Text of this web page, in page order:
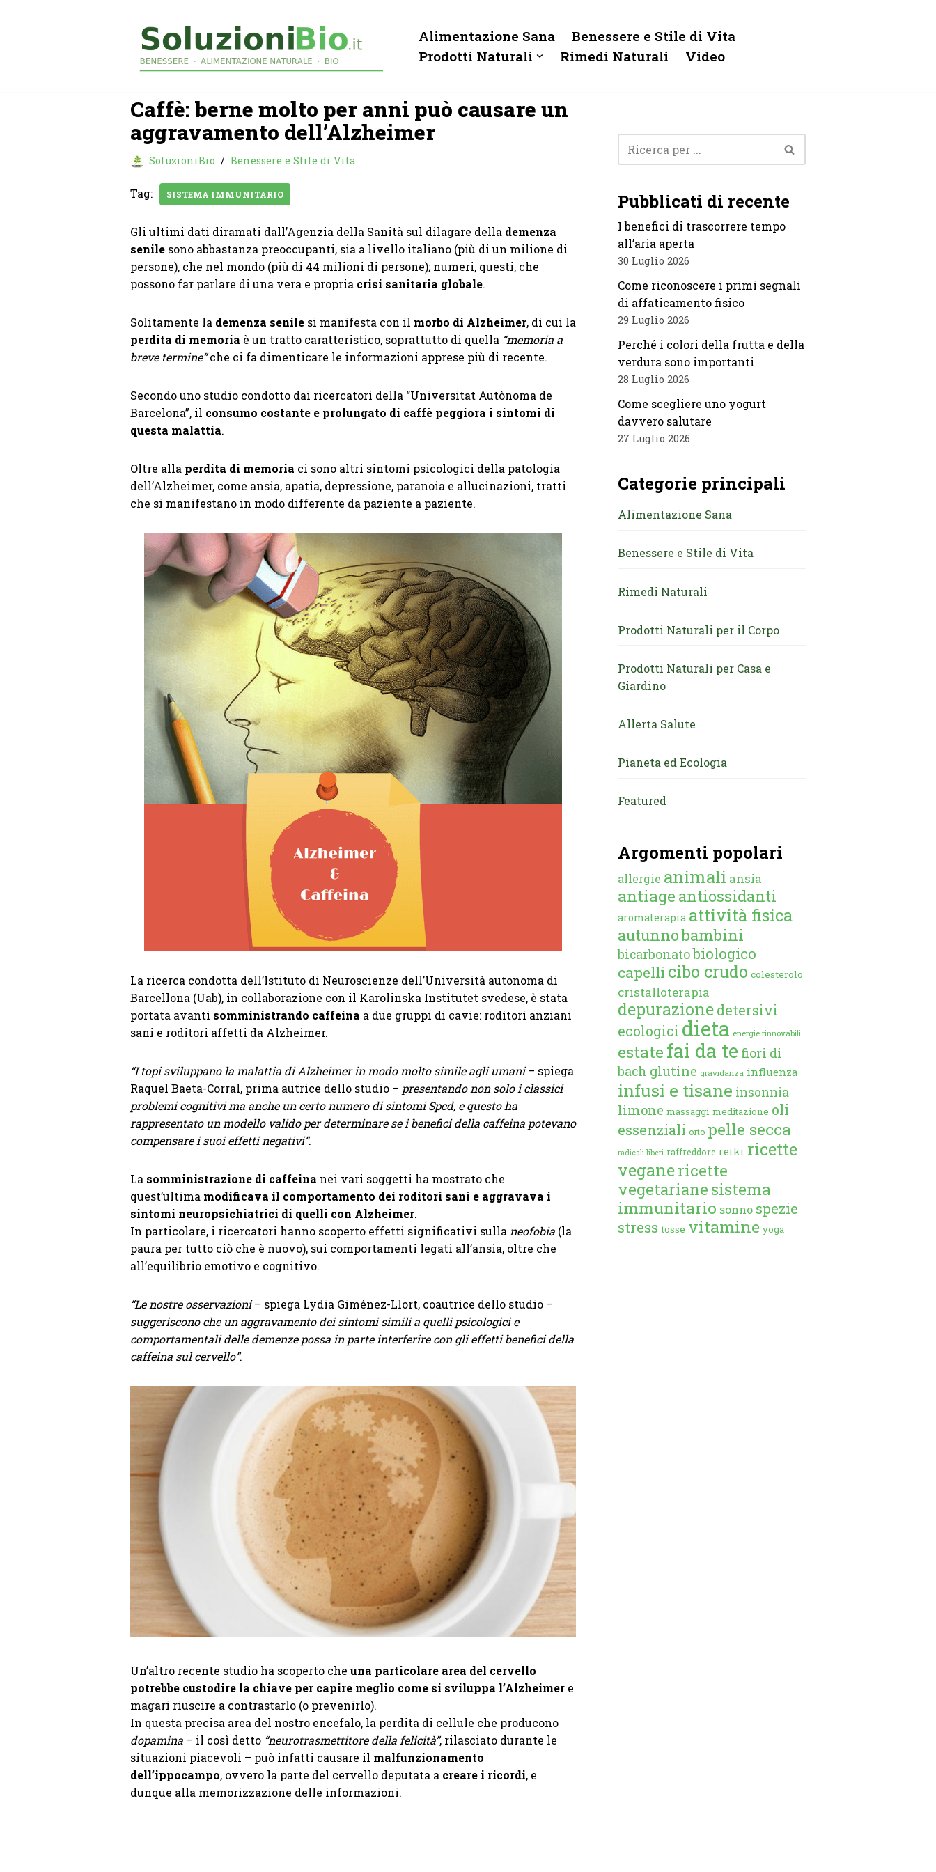
Alimentazione Sana
Benessere e Stile di Vita
Prodotti Naturali
Rimedi Naturali Video
Caffè: berne molto per anni può causare un
aggravamento dell’Alzheimer
SoluzioniBio Benessere e Stile di Vita
Tag: SISTEMA IMMUNITARIO
Gli ultimi dati diramati dall’Agenzia della Sanità sul dilagare della demenza
senile sono abbastanza preoccupanti, sia a livello italiano (più di un milione di
persone), che nel mondo (più di 44 milioni di persone); numeri, questi, che
possono far parlare di una vera e propria crisi sanitaria globale.
Solitamente la demenza senile si manifesta con il morbo di Alzheimer, di cui la
perdita di memoria è un tratto caratteristico, soprattutto di quella “memoria a
breve termine”che ci fa dimenticare le informazioni apprese più di recente.
Secondo uno studio condotto dai ricercatori della “Universitat Autònoma de
Barcelona”, il consumo costante e prolungato di caffè peggiora i sintomi di
questa malattia.
Oltre alla perdita di memoria ci sono altri sintomi psicologici della patologia
dell’Alzheimer, come ansia, apatia, depressione, paranoia e allucinazioni, tratti
che si manifestano in modo differente da paziente a paziente.
La ricerca condotta dell’Istituto di Neuroscienze dell’Università autonoma di
Barcellona (Uab), in collaborazione con il Karolinska Institutet svedese, è stata
portata avanti somministrando caffeina a due gruppi di cavie: roditori anziani
sani e roditori affetti da Alzheimer.
“I topi sviluppano la malattia di Alzheimer in modo molto simile agli umani– spiega
Raquel Baeta-Corral, prima autrice dello studio – presentando non solo i classici
problemi cognitivi ma anche un certo numero di sintomi Spcd, e questo ha
rappresentato un modello valido per determinare se i benefici della caffeina potevano
compensare i suoi effetti negativi”.
La somministrazione di caffeina nei vari soggetti ha mostrato che
quest’ultima modificava il comportamento dei roditori sani e aggravava i
sintomi neuropsichiatrici di quelli con Alzheimer.
In particolare, i ricercatori hanno scoperto effetti significativi sulla neofobia (la
paura per tutto ciò che è nuovo), sui comportamenti legati all’ansia, oltre che
all’equilibrio emotivo e cognitivo.
“Le nostre osservazioni– spiega Lydia Giménez-Llort, coautrice dello studio –
suggeriscono che un aggravamento dei sintomi simili a quelli psicologici e
comportamentali delle demenze possa in parte interferire con gli effetti benefici della
caffeina sul cervello”.
Un’altro recente studio ha scoperto che una particolare area del cervello
potrebbe custodire la chiave per capire meglio come si sviluppa l’Alzheimer e
magari riuscire a contrastarlo (o prevenirlo).
In questa precisa area del nostro encefalo, la perdita di cellule che producono
dopamina – il così detto “neurotrasmettitore della felicità”, rilasciato durante le
situazioni piacevoli – può infatti causare il malfunzionamento
dell’ippocampo, ovvero la parte del cervello deputata a creare i ricordi, e
dunque alla memorizzazione delle informazioni.
Pubblicati di recente
I benefici di trascorrere tempo
all’aria aperta
30 Luglio 2026
Come riconoscere i primi segnali
di affaticamento fisico
29 Luglio 2026
Perché i colori della frutta e della
verdura sono importanti
28 Luglio 2026
Come scegliere uno yogurt
davvero salutare
27 Luglio 2026
Categorie principali
Alimentazione Sana
Benessere e Stile di Vita
Rimedi Naturali
Prodotti Naturali per il Corpo
Prodotti Naturali per Casa e
Giardino
Allerta Salute
Pianeta ed Ecologia
Featured
Argomenti popolari
allergie animali ansia
antiage antiossidanti
aromaterapia attività fisica
autunnobambini
bicarbonatobiologico
capelli cibo crudo colesterolo
cristalloterapia
depurazione detersivi
ecologici dieta energie rinnovabili
estate fai da te fiori di
bach glutine gravidanza influenza
infusi e tisane insonnia
limone massaggi meditazione oli
essenziali orto pelle secca
radicali liberi raffreddore reiki ricette
veganericette
vegetariane sistema
immunitario sonno spezie
stress tosse vitamine yoga